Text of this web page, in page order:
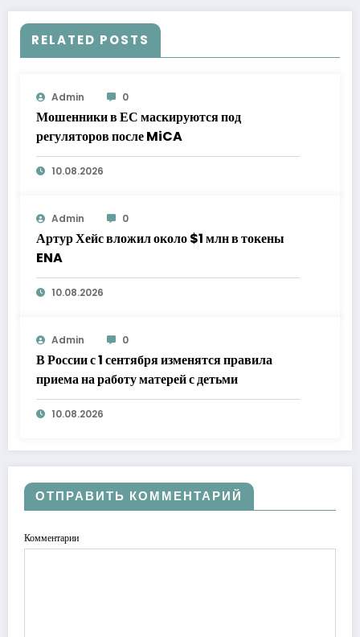
RELATED POSTS
Admin 0
Мошенники в ЕС маскируются под
регуляторов после MiCA
10.08.2026
Admin 0
Артур Хейс вложил около $1 млн в токены
ENA
10.08.2026
Admin 0
В России с 1 сентября изменятся правила
приема на работу матерей с детьми
10.08.2026
ОТПРАВИТЬ КОММЕНТАРИЙ
Комментарии